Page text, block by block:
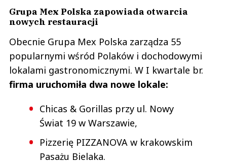
Grupa Mex Polska zapowiada otwarcia
nowych restauracji
Obecnie Grupa Mex Polska zarządza 55
popularnymi wśród Polaków i dochodowymi
lokalami gastronomicznymi. W I kwartale br.
firma uruchomiła dwa nowe lokale:
Chicas & Gorillas przy ul. Nowy
Świat 19 w Warszawie,
Pizzerię PIZZANOVA w krakowskim
Pasażu Bielaka.